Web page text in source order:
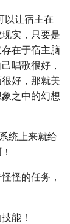
以让宿主在
实，只要是
在于宿主脑
唱歌很好，
好，那就美
之中的幻想
统上来就给
怪的任务，
能！